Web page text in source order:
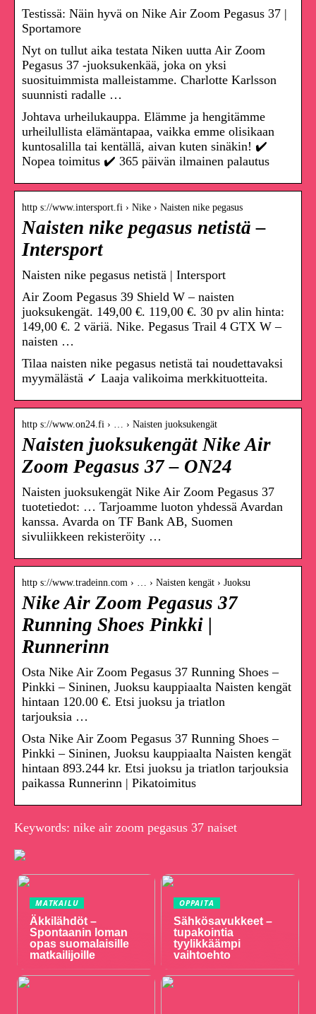
Testissä: Näin hyvä on Nike Air Zoom Pegasus 37 |
Sportamore
Nyt on tullut aika testata Niken uutta Air Zoom
Pegasus 37 -juoksukenkää, joka on yksi
suosituimmista malleistamme. Charlotte Karlsson
suunnisti radalle …
Johtava urheilukauppa. Elämme ja hengitämme
urheilullista elämäntapaa, vaikka emme olisikaan
kuntosalilla tai kentällä, aivan kuten sinäkin! ✔️
Nopea toimitus ✔️ 365 päivän ilmainen palautus
http s://www.intersport.fi › Nike › Naisten nike pegasus
Naisten nike pegasus netistä –
Intersport
Naisten nike pegasus netistä | Intersport
Air Zoom Pegasus 39 Shield W – naisten
juoksukengät. 149,00 €. 119,00 €. 30 pv alin hinta:
149,00 €. 2 väriä. Nike. Pegasus Trail 4 GTX W –
naisten …
Tilaa naisten nike pegasus netistä tai noudettavaksi
myymälästä ✓ Laaja valikoima merkkituotteita.
http s://www.on24.fi › … › Naisten juoksukengät
Naisten juoksukengät Nike Air
Zoom Pegasus 37 – ON24
Naisten juoksukengät Nike Air Zoom Pegasus 37
tuotetiedot: … Tarjoamme luoton yhdessä Avardan
kanssa. Avarda on TF Bank AB, Suomen
sivuliikkeen rekisteröity …
http s://www.tradeinn.com › … › Naisten kengät › Juoksu
Nike Air Zoom Pegasus 37
Running Shoes Pinkki |
Runnerinn
Osta Nike Air Zoom Pegasus 37 Running Shoes –
Pinkki – Sininen, Juoksu kauppiaalta Naisten kengät
hintaan 120.00 €. Etsi juoksu ja triatlon
tarjouksia …
Osta Nike Air Zoom Pegasus 37 Running Shoes –
Pinkki – Sininen, Juoksu kauppiaalta Naisten kengät
hintaan 893.244 kr. Etsi juoksu ja triatlon tarjouksia
paikassa Runnerinn | Pikatoimitus
Keywords: nike air zoom pegasus 37 naiset
MATKAILU
Äkkilähdöt –
Spontaanin loman
opas suomalaisille
matkailijoille
OPPAITA
Sähkösavukkeet –
tupakointia
tyylikkäämpi
vaihtoehto